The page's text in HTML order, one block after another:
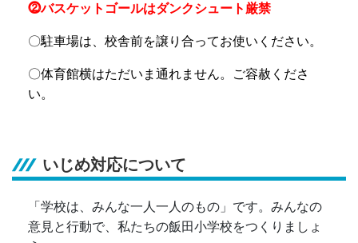
⓶バスケットゴールはダンクシュート厳禁
〇駐車場は、校舎前を譲り合ってお使いください。
〇体育館横はただいま通れません。ご容赦くださ
い。
いじめ対応について
「学校は、みんな一人一人のもの」です。みんなの
意見と行動で、私たちの飯田小学校をつくりましょ